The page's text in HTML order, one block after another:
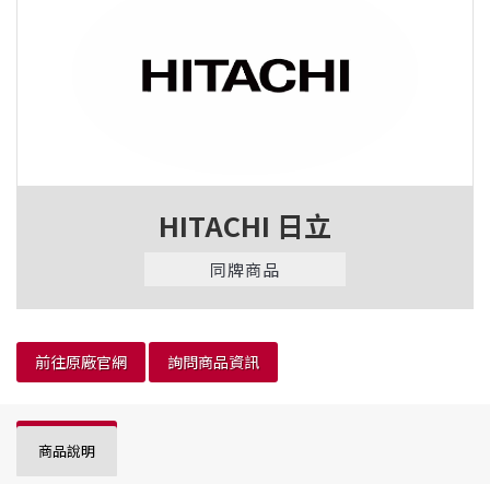
HITACHI 日立
同牌商品
前往原廠官網 詢問商品資訊
商品說明